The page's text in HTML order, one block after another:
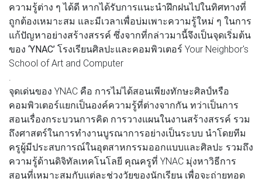
ความรู้ต่าง ๆ ได้ดี หากได้รับการแนะนำฝึกฝนไปในทิศทางที่
ถูกต้องเหมาะสม และมีเวลาเพื่อบ่มเพาะความรู้ใหม่ ๆ ในการ
แก้ปัญหาอย่างสร้างสรรค์ ซึ่งจากที่กล่าวมานี้จึงเป็นจุดเริ่มต้น
ของ ‘YNAC’ โรงเรียนศิลปะและคอมพิวเตอร์ Your Neighbor's
School of Art and Computer
จุดเด่นของ YNAC คือ การไม่ได้สอนเพียงทักษะศิลป์หรือ
คอมพิวเตอร์แยกเป็นองค์ความรู้ที่ต่างจากกัน ทว่าเป็นการ
สอนเรื่องกระบวนการคิด การวางแผนในงานสร้างสรรค์ รวม
ถึงศาสตร์ในการทำงานบูรณาการอย่างเป็นระบบ นำโดยทีม
ครูผู้มีประสบการณ์ในอุตสาหกรรมออกแบบและศิลปะ รวมถึง
ความรู้ด้านดิจิทัลเทคโนโลยี คุณครูที่ YNAC มุ่งหาวิธีการ
สอนที่เหมาะสมกับแต่ละช่วงวัยของนักเรียน เพื่อจะถ่ายทอด